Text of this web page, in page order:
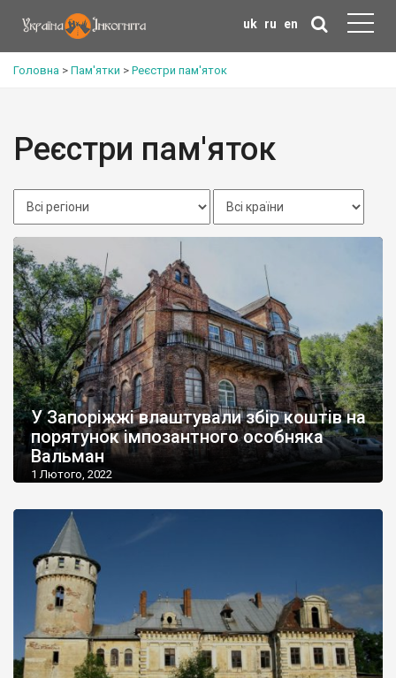
uk ru en
Головна > Пам'ятки > Реєстри пам'яток
Реєстри пам'яток
У Запоріжжі влаштували збір коштів на
порятунок імпозантного особняка
Вальман
1 Лютого, 2022